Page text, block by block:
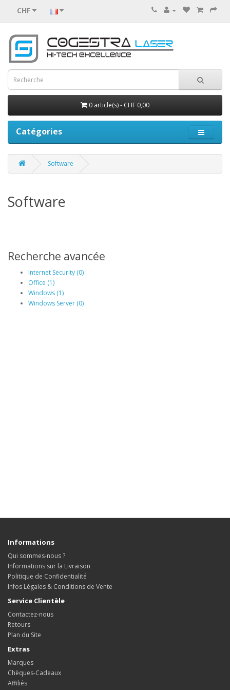
CHF
0 article(s) - CHF 0,00
Catégories
Software
Software
Recherche avancée
Internet Security (0)
Office (1)
Windows (1)
Windows Server (0)
Informations
Qui sommes-nous ?
Informations sur la Livraison
Politique de Confidentialité
Infos Légales & Conditions de Vente
Service Clientèle
Contactez-nous
Retours
Plan du Site
Extras
Marques
Chèques-Cadeaux
Affiliés